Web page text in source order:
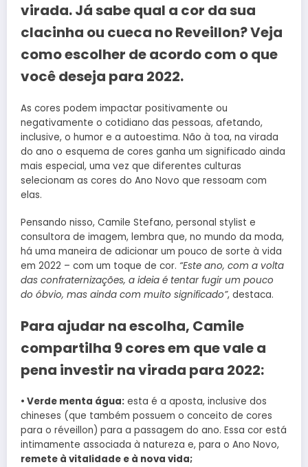
virada. Já sabe qual a cor da sua
clacinha ou cueca no Reveillon? Veja
como escolher de acordo com o que
você deseja para 2022.
As cores podem impactar positivamente ou
negativamente o cotidiano das pessoas, afetando,
inclusive, o humor e a autoestima. Não à toa, na virada
do ano o esquema de cores ganha um significado ainda
mais especial, uma vez que diferentes culturas
selecionam as cores do Ano Novo que ressoam com
elas.
Pensando nisso, Camile Stefano, personal stylist e
consultora de imagem, lembra que, no mundo da moda,
há uma maneira de adicionar um pouco de sorte à vida
em 2022 – com um toque de cor. “Este ano, com a volta
das confraternizações, a ideia é tentar fugir um pouco
do óbvio, mas ainda com muito significado”, destaca.
Para ajudar na escolha, Camile
compartilha 9 cores em que vale a
pena investir na virada para 2022:
• Verde menta água: esta é a aposta, inclusive dos
chineses (que também possuem o conceito de cores
para o réveillon) para a passagem do ano. Essa cor está
intimamente associada à natureza e, para o Ano Novo,
remete à vitalidade e à nova vida;